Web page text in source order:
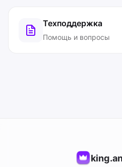
Техподдержка
Помощь и вопросы